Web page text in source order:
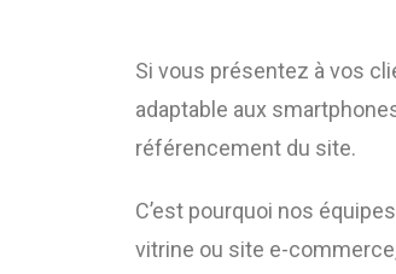
Si vous présentez à vos
adaptable aux
référencement du site.
C’est pourquoi nos
vitrine ou site e-